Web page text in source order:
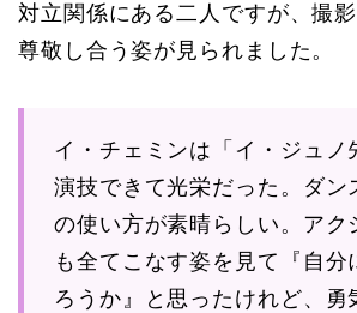
対立関係にある二人ですが、撮
尊敬し合う姿が見られました。
イ・チェミンは「イ・ジュノ
演技できて光栄だった。ダン
の使い方が素晴らしい。アク
も全てこなす姿を見て『自分
ろうか』と思ったけれど、勇